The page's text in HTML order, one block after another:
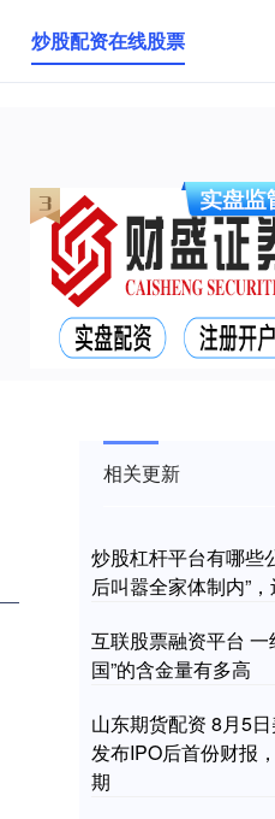
炒股配资在线股票
相关更新
炒股杠杆平台有哪些
后叫嚣全家体制内”
互联股票融资平台
国”的含金量有多高
山东期货配资 8月5
发布IPO后首份财报
期